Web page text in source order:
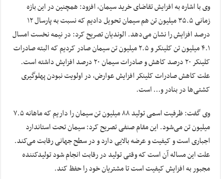
وی با اشاره به افزایش تقاضای خرید سیمان، افزود: همچنین در این بازه
زمانی ۳۵.۵ میلیون تن هم سیمان تحویل دادیم که نسبت به پارسال ۱۲
درصد افزایش را نشان می‌دهد. الوندیان تصریح کرد: در نیمه نخست امسال
۴.۱ میلیون تن کلینکر و ۲.۵ میلیون تن سیمان صادر کردیم که البته صادرات
کلینکر ۲۰ درصد کاهش و صادرات سیمان ۲۰ درصد افزایش داشته است.
علت کاهش صادرات کلینکر افزایش عوارض، در اولویت نبودن پهلوگیری
کشتی‌ها در بنادر و… است.
وی گفت: ظرفیت اسمی تولید ۸۸ میلیون تن سیمان را داریم که ماهانه ۷.۵
میلیون تن می‌شود. این مقام صنفی تصریح کرد: سیمان تحت استاندارد
اجباری است و کیفیت و عرضه بالایی دارد و در سطح جهانی رقابت می‌کند.
علت این مساله آن است که وقتی تولید در رقابت انجام شود تولیدکننده
مجبور به افزایش کیفیت است تا مشتریان خود را حفظ کند.